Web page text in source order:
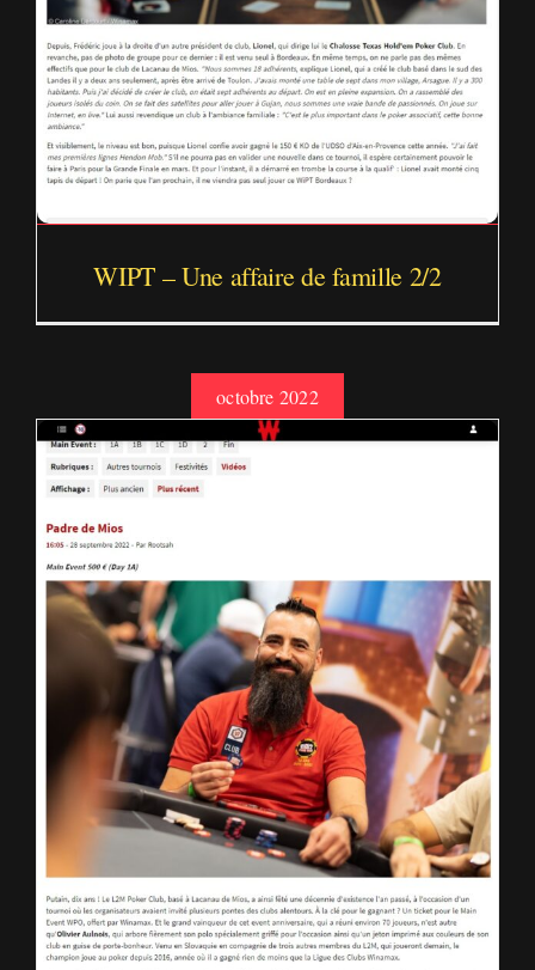
WIPT – Une affaire de famille 2/2
octobre 2022